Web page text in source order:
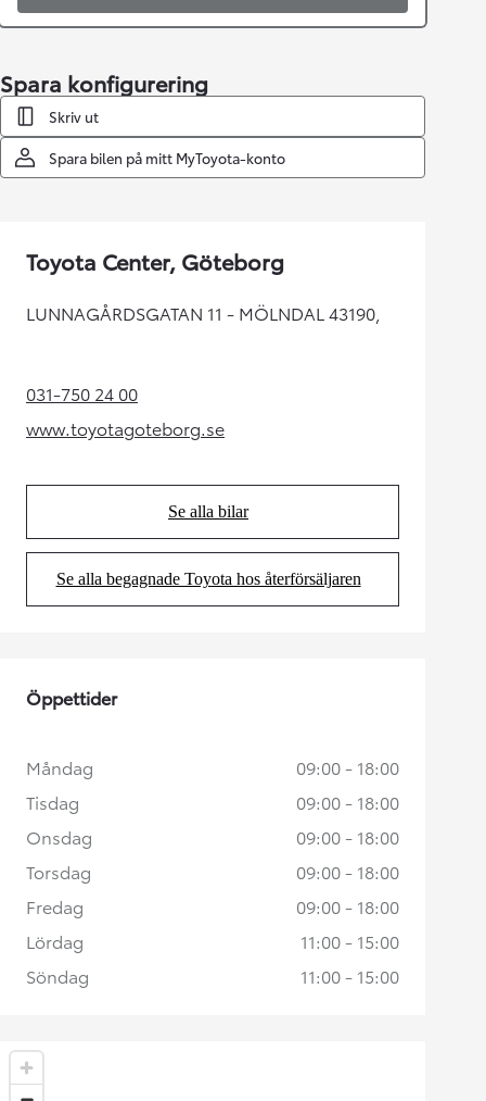
Spara konfigurering
Skriv ut
Spara bilen på mitt MyToyota-konto
Toyota Center, Göteborg
LUNNAGÅRDSGATAN 11 - MÖLNDAL 43190,
031-750 24 00(Opens in new tab)
www.toyotagoteborg.se
(Opens in new tab)
Se alla bilar
(Opens in new tab)
Se alla begagnade Toyota hos återförsäljaren
(Opens in new tab)
Öppettider
Måndag
09:00 - 18:00
Tisdag
09:00 - 18:00
Onsdag
09:00 - 18:00
Torsdag
09:00 - 18:00
Fredag
09:00 - 18:00
Lördag
11:00 - 15:00
Söndag
11:00 - 15:00